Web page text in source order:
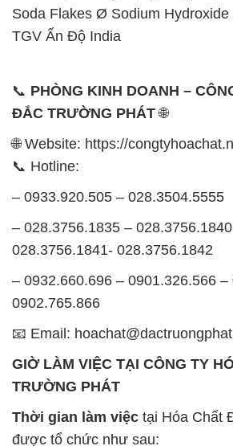
Soda Flakes Ø Sodium
TGV Ấn Độ India
📞 PHÒNG KINH DOANH –
ĐẮC TRƯỜNG PHÁT🌐
🌐 Website: https://
📞 Hotline:
– 0933.920.505 – 028.3504.5555
– 028.3756.1835 –
028.3756.1841- 028.3756.1842
– 0932.660.696 – 0901.326.566
0902.765.866
📧 Email:
GIỜ LÀM VIỆC TẠI CÔNG TY
TRƯỜNG PHÁT
Thời gian làm việc tại Hóa Chất
được tổ chức như sau: